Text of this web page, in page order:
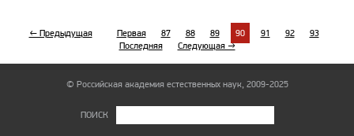
← Предыдущая Первая 87 88 89 90 91 92
93
Последняя
Следующая →
© Российская академия естественных наук, 2009-2025
ПОИСК